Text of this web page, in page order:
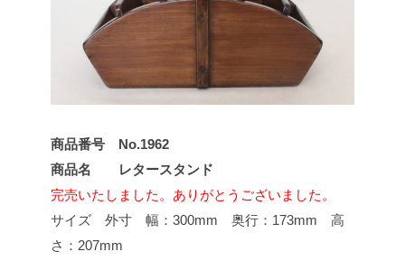
商品番号 No.1962
商品名 レタースタンド
完売いたしました。ありがとうございました。
サイズ 外寸 幅：300mm 奥行：173mm 高
さ：207mm